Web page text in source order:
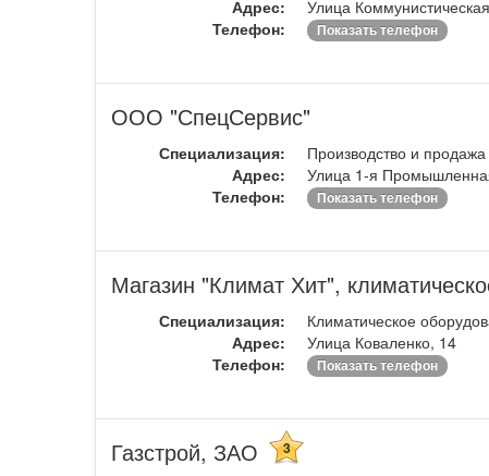
Адрес:
Улица
Телефон:
Показать телефон
ООО "СпецСервис"
Специализация:
Производство и
Адрес:
Улица 1-я
Телефон:
Показать телефон
Магазин "Климат Хит",
Специализация:
Климатическое
Адрес:
Улица Коваленко, 14
Телефон:
Показать телефон
Газстрой, ЗАО 3